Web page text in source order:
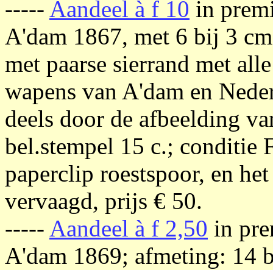
----- Aandeel à f 10 in
A'dam 1867, met 6 bij 3
met paarse sierrand met
wapens van A'dam en
deels door de afbeelding
bel.stempel 15 c.; conditie
paperclip roestspoor, en
vervaagd, prijs € 50.
----- Aandeel à f 2,50 in
A'dam 1869; afmeting: 14